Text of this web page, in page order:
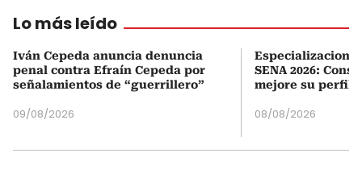
Lo más leído
Iván Cepeda anuncia denuncia
penal contra Efraín Cepeda por
señalamientos de “guerrillero”
09/08/2026
SENA 2026:
mejore su perfil
08/08/2026